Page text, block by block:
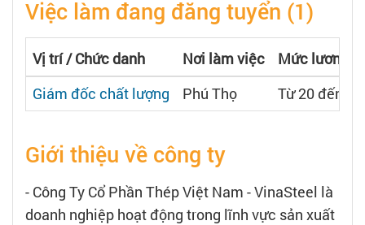
Bạn cần tuyển người
Nhà tuyển dụng
Việc làm đang đăng tuyển (1)
Vị trí / Chức danh Nơi làm việc
Mức lương
Giám đốc chất lượng
Phú Thọ Từ 20 đến
Giới thiệu về công ty
- Công Ty Cổ Phần Thép Việt Nam - VinaSteel là
doanh nghiệp hoạt động trong lĩnh vực sản xuất